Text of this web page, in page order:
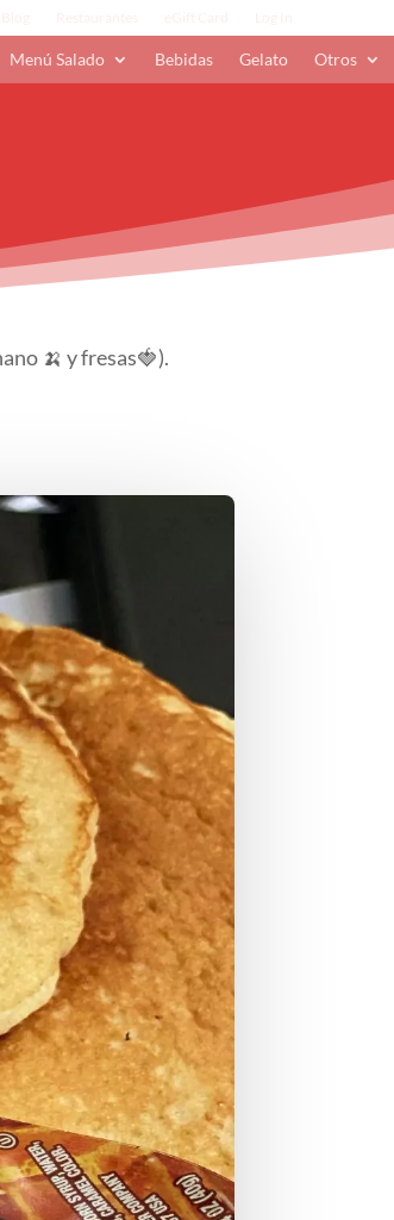
Menú Salado Bebidas Gelato Otros
🍌 y fresas🍓).